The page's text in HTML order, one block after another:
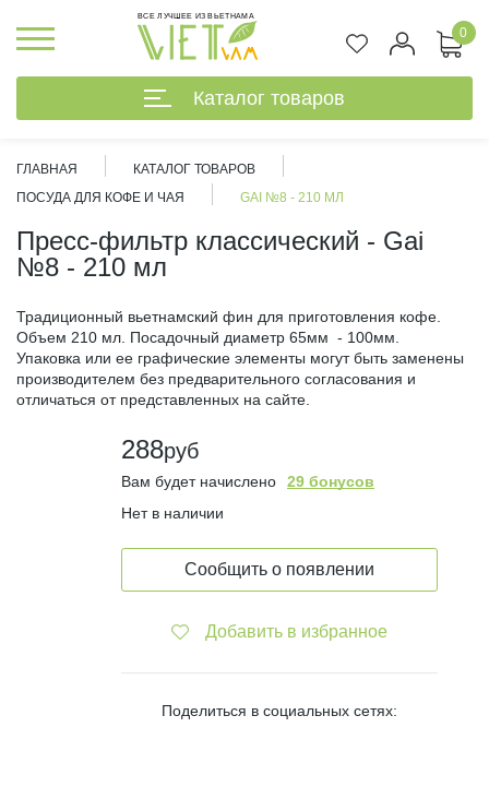
ВСЕ ЛУЧШЕЕ ИЗ ВЬЕТНАМА
0
Каталог товаров
ГЛАВНАЯ
КАТАЛОГ ТОВАРОВ
ПОСУДА ДЛЯ КОФЕ И ЧАЯ
GAI №8 - 210 МЛ
Пресс-фильтр классический - Gai
№8 - 210 мл
Традиционный вьетнамский фин для приготовления кофе.
Объем 210 мл. Посадочный диаметр 65мм - 100мм.
Упаковка или ее графические элементы могут быть заменены
производителем без предварительного согласования и
отличаться от представленных на сайте.
288руб
Вам будет начислено
29 бонусов
Нет в наличии
Сообщить о появлении
Добавить в избранное
Поделиться в социальных сетях: